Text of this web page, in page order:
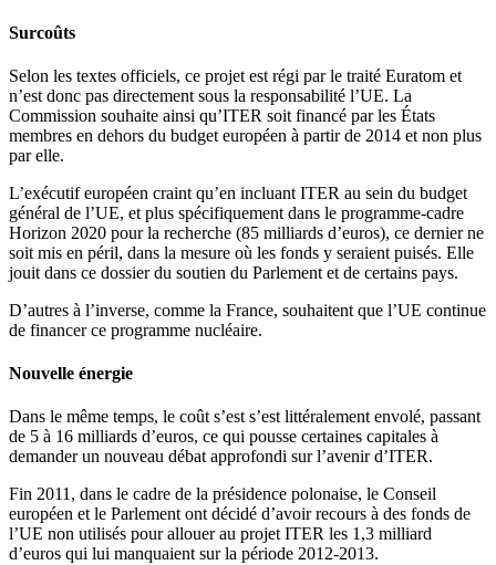
Surcoûts
Selon les textes officiels, ce projet est régi par le traité Euratom et
n’est donc pas directement sous la responsabilité l’UE. La
Commission souhaite ainsi qu’ITER soit financé par les États
membres en dehors du budget européen à partir de 2014 et non plus
par elle.
L’exécutif européen craint qu’en incluant ITER au sein du budget
général de l’UE, et plus spécifiquement dans le programme-cadre
Horizon 2020 pour la recherche (85 milliards d’euros), ce dernier ne
soit mis en péril, dans la mesure où les fonds y seraient puisés. Elle
jouit dans ce dossier du soutien du Parlement et de certains pays.
D’autres à l’inverse, comme la France, souhaitent que l’UE continue
de financer ce programme nucléaire.
Nouvelle énergie
Dans le même temps, le coût s’est s’est littéralement envolé, passant
de 5 à 16 milliards d’euros, ce qui pousse certaines capitales à
demander un nouveau débat approfondi sur l’avenir d’ITER.
Fin 2011, dans le cadre de la présidence polonaise, le Conseil
européen et le Parlement ont décidé d’avoir recours à des fonds de
l’UE non utilisés pour allouer au projet ITER les 1,3 milliard
d’euros qui lui manquaient sur la période 2012-2013.